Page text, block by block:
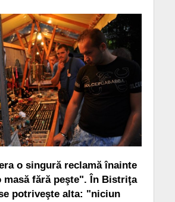
o singură reclamă înainte
masă fără peşte". În Bistriţa
potriveşte alta: "niciun